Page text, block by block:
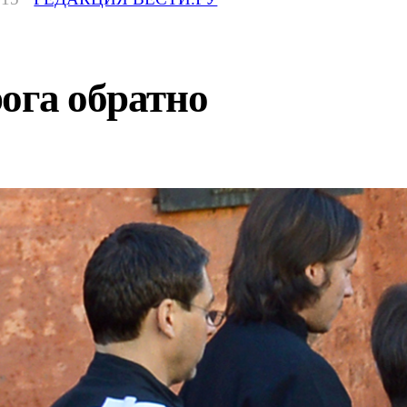
обратно